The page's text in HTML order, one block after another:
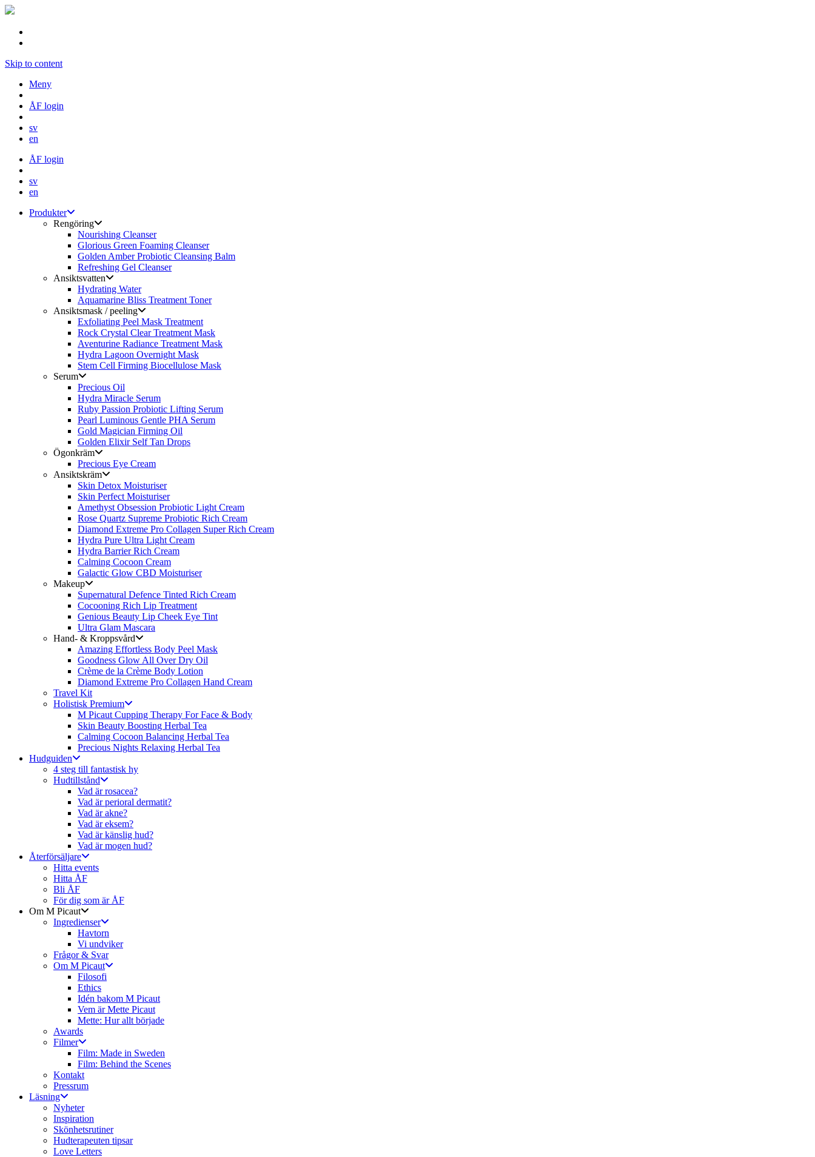
Skip to content
Meny
ÅF login
sv
en
ÅF login
sv
en
Produkter
Rengöring
Nourishing Cleanser
Glorious Green Foaming Cleanser
Golden Amber Probiotic Cleansing Balm
Refreshing Gel Cleanser
Ansiktsvatten
Hydrating Water
Aquamarine Bliss Treatment Toner
Ansiktsmask / peeling
Exfoliating Peel Mask Treatment
Rock Crystal Clear Treatment Mask
Aventurine Radiance Treatment Mask
Hydra Lagoon Overnight Mask
Stem Cell Firming Biocellulose Mask
Serum
Precious Oil
Hydra Miracle Serum
Ruby Passion Probiotic Lifting Serum
Pearl Luminous Gentle PHA Serum
Gold Magician Firming Oil
Golden Elixir Self Tan Drops
Ögonkräm
Precious Eye Cream
Ansiktskräm
Skin Detox Moisturiser
Skin Perfect Moisturiser
Amethyst Obsession Probiotic Light Cream
Rose Quartz Supreme Probiotic Rich Cream
Diamond Extreme Pro Collagen Super Rich Cream
Hydra Pure Ultra Light Cream
Hydra Barrier Rich Cream
Calming Cocoon Cream
Galactic Glow CBD Moisturiser
Makeup
Supernatural Defence Tinted Rich Cream
Cocooning Rich Lip Treatment
Genious Beauty Lip Cheek Eye Tint
Ultra Glam Mascara
Hand- & Kroppsvård
Amazing Effortless Body Peel Mask
Goodness Glow All Over Dry Oil
Crème de la Crème Body Lotion
Diamond Extreme Pro Collagen Hand Cream
Travel Kit
Holistisk Premium
M Picaut Cupping Therapy For Face & Body
Skin Beauty Boosting Herbal Tea
Calming Cocoon Balancing Herbal Tea
Precious Nights Relaxing Herbal Tea
Hudguiden
4 steg till fantastisk hy
Hudtillstånd
Vad är rosacea?
Vad är perioral dermatit?
Vad är akne?
Vad är eksem?
Vad är känslig hud?
Vad är mogen hud?
Återförsäljare
Hitta events
Hitta ÅF
Bli ÅF
För dig som är ÅF
Om M Picaut
Ingredienser
Havtorn
Vi undviker
Frågor & Svar
Om M Picaut
Filosofi
Ethics
Idén bakom M Picaut
Vem är Mette Picaut
Mette: Hur allt började
Awards
Filmer
Film: Made in Sweden
Film: Behind the Scenes
Kontakt
Pressrum
Läsning
Nyheter
Inspiration
Skönhetsrutiner
Hudterapeuten tipsar
Love Letters